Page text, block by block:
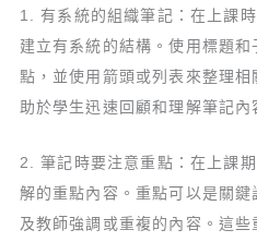
1. 有系統的組織筆記：在上課
建立有系統的結構。使用標題
點，並使用箭頭或列表來整理
助於學生迅速回顧和理解筆記內
2. 筆記時要注意重點：在上課
解的重點內容。重點可以是關
及教師強調或重複的內容。這